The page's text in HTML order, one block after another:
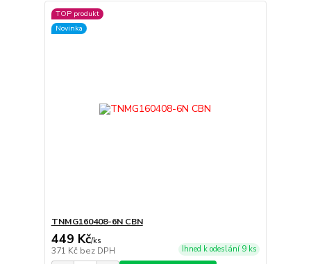
TOP produkt
Novinka
TNMG160408-6N CBN
449 Kč/ks
371 Kč bez DPH Ihned k odeslání 9 ks